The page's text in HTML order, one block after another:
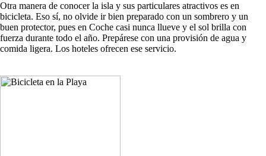
Otra manera de conocer la isla y sus particulares atractivos es en
bicicleta. Eso sí, no olvide ir bien preparado con un sombrero y un
buen protector, pues en Coche casi nunca llueve y el sol brilla con
fuerza durante todo el año. Prepárese con una provisión de agua y
comida ligera. Los hoteles ofrecen ese servicio.